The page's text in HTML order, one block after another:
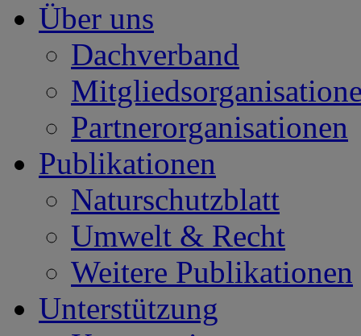
Über uns
Dachverband
Partnerorganisationen
Publikationen
Naturschutzblatt
Umwelt & Recht
Weitere Publikationen
Unterstützung